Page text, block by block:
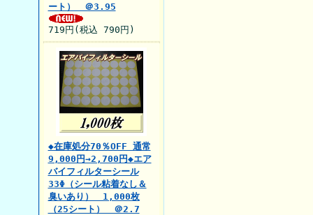
ート） ＠3.95
719円(税込 790円)
◆在庫処分70％OFF 通常
9,000円→2,700円◆エア
バイフィルターシール
33Φ（シール粘着なし＆
臭いあり） 1,000枚
（25シート） ＠2.7